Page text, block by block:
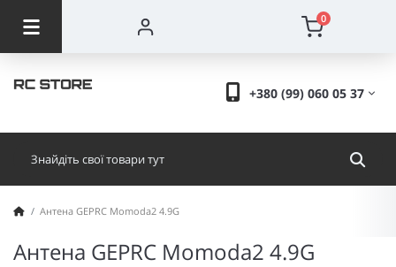
0
+380 (99) 060 05 37
Антена GEPRC Momoda2 4.9G
Антена GEPRC Momoda2 4.9G